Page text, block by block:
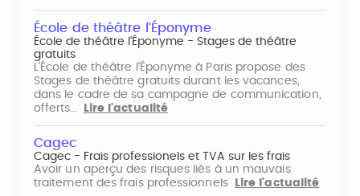
École de théâtre l'Éponyme
École de théâtre l'Éponyme - Stages de théâtre
gratuits
L'École de théâtre l'Éponyme à Paris propose des
Stages de théâtre gratuits durant les vacances,
dans le cadre de sa campagne de communication,
offerts…
Lire l'actualité
Cagec
Cagec - Frais professionels et TVA sur les frais
Avoir un aperçu des risques liés à un mauvais
traitement des frais professionnels
Lire l'actualité